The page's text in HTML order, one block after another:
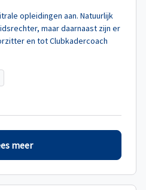
opleidingen aan. Natuurlijk
maar daarnaast zijn er
en tot Clubkadercoach
meer